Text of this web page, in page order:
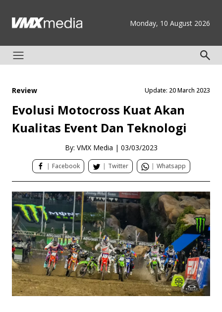
Monday, 10 August 2026
Review Update: 20 March 2023
Evolusi Motocross Kuat Akan
Kualitas Event Dan Teknologi
By: VMX Media | 03/03/2023
| Facebook | Twitter | Whatsapp